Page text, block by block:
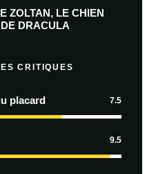
ZOLTAN, LE CHIEN
DRACULA
CRITIQUES
placard 7.5
9.5